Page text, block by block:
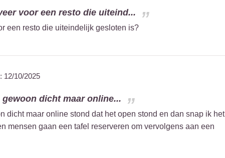
voor een resto die uiteind...
een resto die uiteindelijk gesloten is?
12/10/2025
dicht maar online...
dicht maar online stond dat het open stond en dan snap ik het
mensen gaan een tafel reserveren om vervolgens aan een